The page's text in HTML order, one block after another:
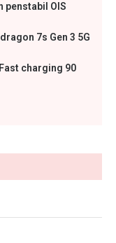
penstabil OIS
7s Gen 3 5G
charging 90